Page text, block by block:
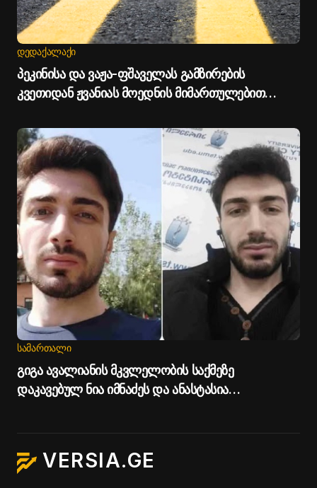
ᲓᲔᲓᲐᲥᲐᲚᲐᲥᲘ
პეკინისა და ვაჟა-ფშაველას გამზირების
კვეთიდან ჟვანიას მოედნის მიმართულებით
მერია
ᲡᲐᲛᲐᲠᲗᲐᲚᲘ
გიგა ავალიანის მკვლელობის საქმეზე
დაკავებულ ნია იმნაძეს და ანასტასია
VERSIA.GE